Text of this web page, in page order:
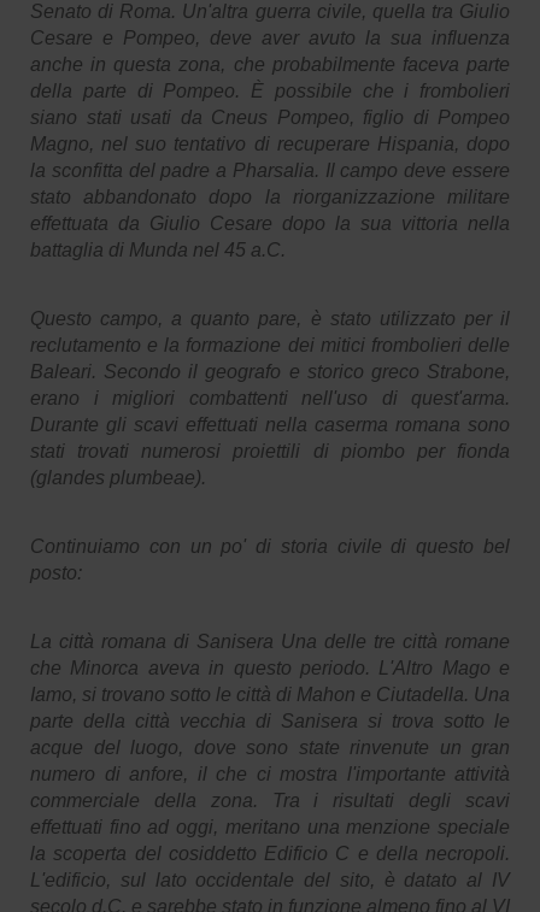
Senato di Roma. Un'altra guerra civile, quella tra Giulio
Cesare e Pompeo, deve aver avuto la sua influenza
anche in questa zona, che probabilmente faceva parte
della parte di Pompeo. È possibile che i frombolieri
siano stati usati da Cneus Pompeo, figlio di Pompeo
Magno, nel suo tentativo di recuperare Hispania, dopo
la sconfitta del padre a Pharsalia. Il campo deve essere
stato abbandonato dopo la riorganizzazione militare
effettuata da Giulio Cesare dopo la sua vittoria nella
battaglia di Munda nel 45 a.C.
Questo campo, a quanto pare, è stato utilizzato per il
reclutamento e la formazione dei mitici frombolieri delle
Baleari. Secondo il geografo e storico greco Strabone,
erano i migliori combattenti nell'uso di quest'arma.
Durante gli scavi effettuati nella caserma romana sono
stati trovati numerosi proiettili di piombo per fionda
(glandes plumbeae).
Continuiamo con un po' di storia civile di questo bel
posto:
La città romana di Sanisera Una delle tre città romane
che Minorca aveva in questo periodo. L'Altro Mago e
Iamo, si trovano sotto le città di Mahon e Ciutadella. Una
parte della città vecchia di Sanisera si trova sotto le
acque del luogo, dove sono state rinvenute un gran
numero di anfore, il che ci mostra l'importante attività
commerciale della zona. Tra i risultati degli scavi
effettuati fino ad oggi, meritano una menzione speciale
la scoperta del cosiddetto Edificio C e della necropoli.
L'edificio, sul lato occidentale del sito, è datato al IV
secolo d.C. e sarebbe stato in funzione almeno fino al VI